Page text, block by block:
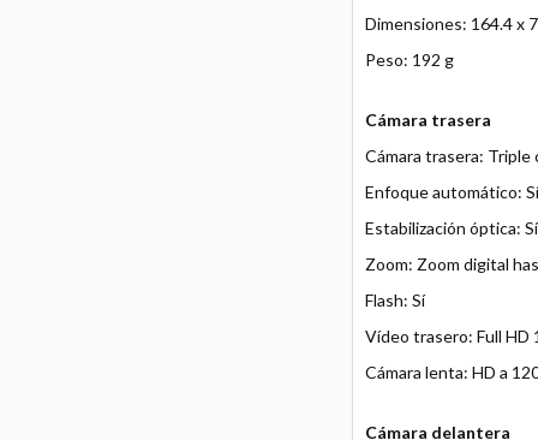
Dimensiones: 164.4 x
Peso: 192 g
Cámara trasera
Cámara trasera: Triple
Enfoque automático: Sí
Estabilización óptica: Sí
Zoom: Zoom digital
Flash: Sí
Vídeo trasero: Full HD
Cámara lenta: HD a
Cámara delantera